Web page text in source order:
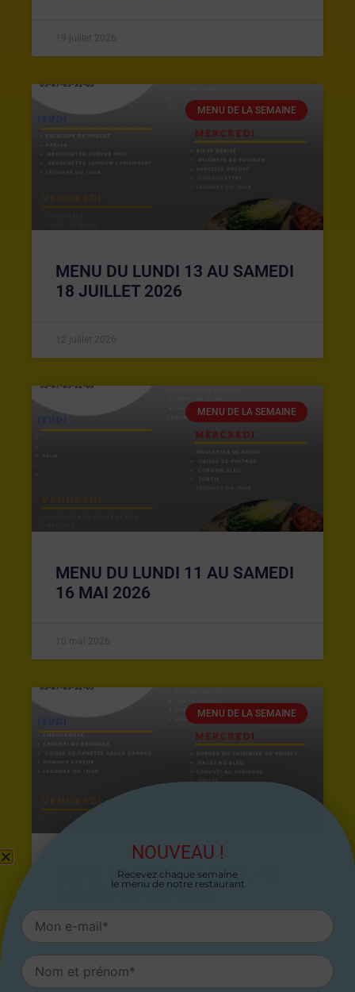
19 juillet 2026
MENU DE LA SEMAINE
MENU DU LUNDI 13 AU SAMEDI
18 JUILLET 2026
12 juillet 2026
MENU DE LA SEMAINE
MENU DU LUNDI 11 AU SAMEDI
16 MAI 2026
10 mai 2026
MENU DE LA SEMAINE
MENU DU LUNDI 27 AVRIL AU
26 avril 2026
NOUVEAU !
Recevez chaque semaine
le menu de notre restaurant